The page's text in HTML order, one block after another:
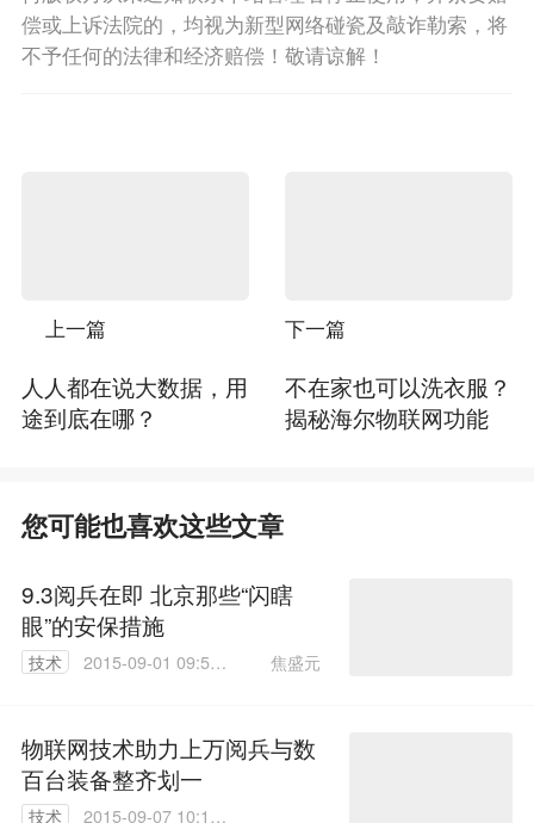
偿或上诉法院的，均视为新型网络碰瓷及敲诈勒索，将
不予任何的法律和经济赔偿！敬请谅解！
上一篇
人人都在说大数据，用
途到底在哪？
下一篇
不在家也可以洗衣服？
揭秘海尔物联网功能
您可能也喜欢这些文章
9.3阅兵在即 北京那些“闪瞎
眼”的安保措施
技术
2015-09-01 09:59:
焦盛元
物联网技术助力上万阅兵与数
百台装备整齐划一
技术 2015-09-07 10:17: